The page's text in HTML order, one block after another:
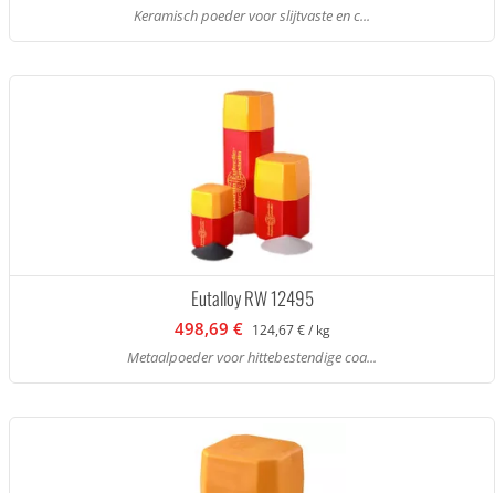
Keramisch poeder voor slijtvaste en c...
Eutalloy RW 12495
498,69 € 124,67 € / kg
Metaalpoeder voor hittebestendige coa...